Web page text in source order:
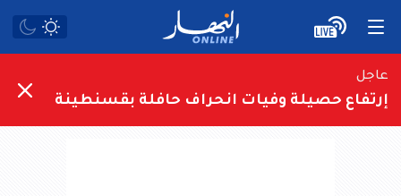
عاجل
إرتفاع حصيلة وفيات انحراف حافلة بقسنطينة